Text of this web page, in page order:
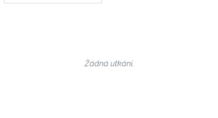
Žádná utkání.